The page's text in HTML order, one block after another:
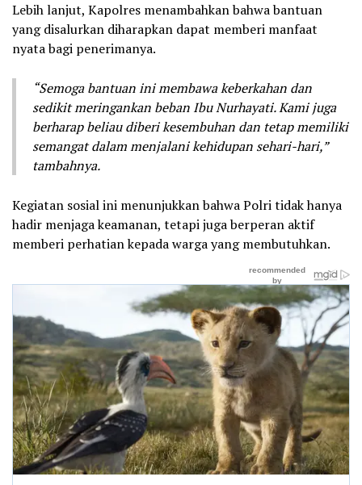
Lebih lanjut, Kapolres menambahkan bahwa bantuan
yang disalurkan diharapkan dapat memberi manfaat
nyata bagi penerimanya.
“Semoga bantuan ini membawa keberkahan dan
sedikit meringankan beban Ibu Nurhayati. Kami juga
berharap beliau diberi kesembuhan dan tetap memiliki
semangat dalam menjalani kehidupan sehari-hari,”
tambahnya.
Kegiatan sosial ini menunjukkan bahwa Polri tidak hanya
hadir menjaga keamanan, tetapi juga berperan aktif
memberi perhatian kepada warga yang membutuhkan.